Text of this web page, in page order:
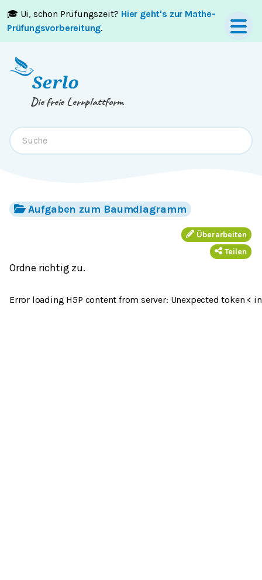
🎓 Ui, schon Prüfungszeit? Hier geht's zur Mathe-
Prüfungsvorbereitung.
Springe zumInhaltoderFooter
Die freie Lernplattform
Aufgaben zum Baumdiagramm
Überarbeiten
Teilen
Ordne richtig zu.
Error loading H5P content from server: Unexpected token <